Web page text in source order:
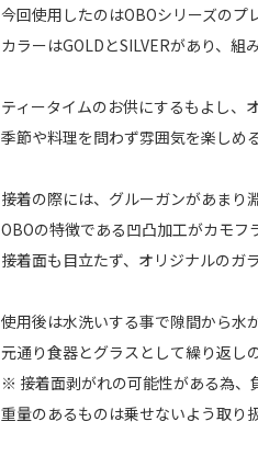
今回使用したのはOBOシリーズのプ
カラーはGOLDとSILVERがあり、組
ティータイムのお供にするもよし、
季節や料理を問わず雰囲気を楽しめる
接着の際には、グルーガンがあまり
OBOの特徴である凹凸加工がカモフ
接着面も目立たず、オリジナルのガ
使用後は水洗いする事で隙間から水
元通り食器とグラスとして繰り返し
※ 接着面剥がれの可能性がある為、
重量のあるものは乗せないよう取り